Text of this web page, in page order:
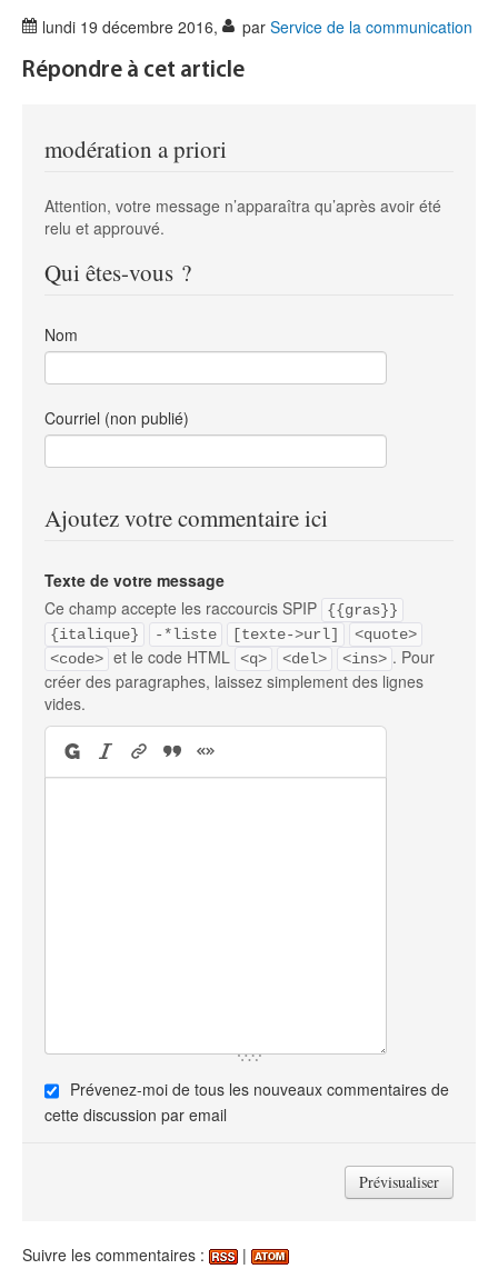
lundi 19 décembre 2016, par Service de la communication
Répondre à cet article
modération a priori
Attention, votre message n’apparaîtra qu’après avoir été
relu et approuvé.
Qui êtes-vous ?
Nom
Courriel (non publié)
Ajoutez votre commentaire ici
Texte de votre message
Ce champ accepte les raccourcis SPIP
{{gras}}
{italique}
-*liste [texte->url]
<quote>
<code> et le code HTML <q> <del> <ins> . Pour
créer des paragraphes, laissez simplement des lignes
vides.
Prévenez-moi de tous les nouveaux commentaires de
cette discussion par email
Suivre les commentaires : |